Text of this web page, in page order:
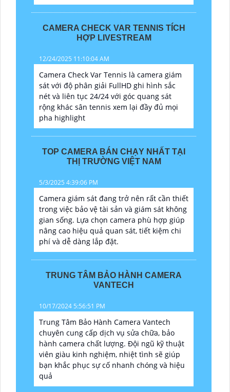
CAMERA CHECK VAR TENNIS TÍCH
HỢP LIVESTREAM
12/24/2025 11:10:04 AM
Camera Check Var Tennis là camera giám
sát với độ phân giải FullHD ghi hình sắc
nét và liên tục 24/24 với góc quang sát
rộng khác sân tennis xem lại đầy đủ mọi
pha highlight
TOP CAMERA BÁN CHẠY NHẤT TẠI
THỊ TRƯỜNG VIỆT NAM
5/3/2025 4:39:06 PM
Camera giám sát đang trở nên rất cần thiết
trong việc bảo vệ tài sản và giám sát không
gian sống. Lựa chọn camera phù hợp giúp
nâng cao hiệu quả quan sát, tiết kiệm chi
phí và dễ dàng lắp đặt.
TRUNG TÂM BẢO HÀNH CAMERA
VANTECH
10/17/2024 5:56:51 PM
Trung Tâm Bảo Hành Camera Vantech
chuyên cung cấp dịch vụ sửa chữa, bảo
hành camera chất lượng. Đội ngũ kỹ thuật
viên giàu kinh nghiệm, nhiệt tình sẽ giúp
bạn khắc phục sự cố nhanh chóng và hiệu
quả